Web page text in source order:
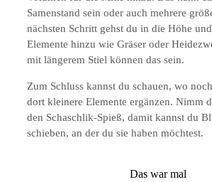
Samenstand sein oder auch mehrere
nächsten Schritt gehst du in die Höhe
Elemente hinzu wie Gräser oder
mit längerem Stiel können das sein.
Zum Schluss kannst du schauen, wo
dort kleinere Elemente ergänzen. Nimm
den Schaschlik-Spieß, damit kannst du
schieben, an der du sie haben möchtest.
Das war mal